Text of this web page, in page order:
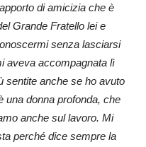
di amicizia che è
Grande Fratello lei e
senza lasciarsi
aveva accompagnata lì
sentite anche se ho avuto
una donna profonda, che
anche sul lavoro. Mi
perché dice sempre la